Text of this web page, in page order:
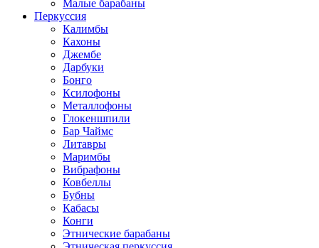
Малые барабаны
Перкуссия
Калимбы
Кахоны
Джембе
Дарбуки
Бонго
Ксилофоны
Металлофоны
Глокеншпили
Бар Чаймс
Литавры
Маримбы
Вибрафоны
Ковбеллы
Бубны
Кабасы
Конги
Этнические барабаны